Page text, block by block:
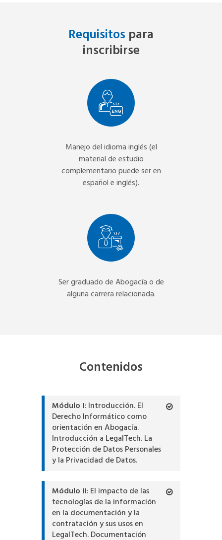
Requisitos para
inscribirse
Manejo del idioma inglés (el
material de estudio
complementario puede ser en
español e inglés).
Ser graduado de Abogacía o de
alguna carrera relacionada.
Contenidos
Módulo I: Introducción. El
Derecho Informático como
orientación en Abogacía.
Introducción a LegalTech. La
Protección de Datos Personales
y la Privacidad de Datos.
Módulo II: El impacto de las
tecnologías de la información
en la documentación y la
contratación y sus usos en
LegalTech. Documentación